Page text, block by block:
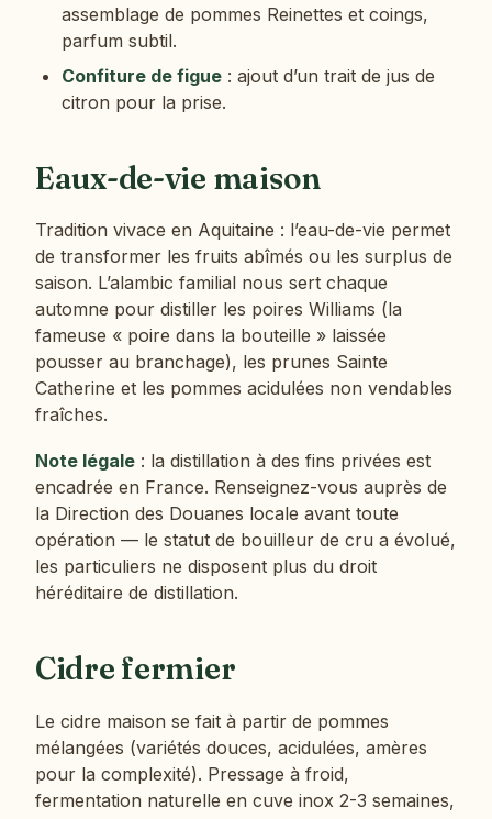
assemblage de pommes Reinettes et coings,
parfum subtil.
Confiture de figue : ajout d’un trait de jus de
citron pour la prise.
Eaux-de-vie maison
Tradition vivace en Aquitaine : l’eau-de-vie permet
de transformer les fruits abîmés ou les surplus de
saison. L’alambic familial nous sert chaque
automne pour distiller les poires Williams (la
fameuse « poire dans la bouteille » laissée
pousser au branchage), les prunes Sainte
Catherine et les pommes acidulées non vendables
fraîches.
Note légale : la distillation à des fins privées est
encadrée en France. Renseignez-vous auprès de
la Direction des Douanes locale avant toute
opération — le statut de bouilleur de cru a évolué,
les particuliers ne disposent plus du droit
héréditaire de distillation.
Cidre fermier
Le cidre maison se fait à partir de pommes
mélangées (variétés douces, acidulées, amères
pour la complexité). Pressage à froid,
fermentation naturelle en cuve inox 2-3 semaines,